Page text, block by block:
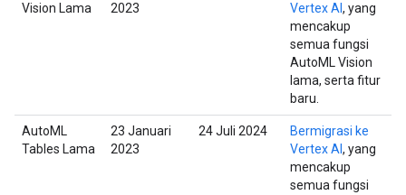
Vision Lama
2023
Vertex AI , yang
mencakup
semua fungsi
AutoML Vision
lama, serta fitur
baru.
AutoML
Tables Lama
23 Januari
2023
24 Juli 2024
Bermigrasi ke
Vertex AI , yang
mencakup
semua fungsi